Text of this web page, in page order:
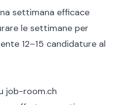
settimana efficace
le settimane per
12–15 candidature al
job-room.ch